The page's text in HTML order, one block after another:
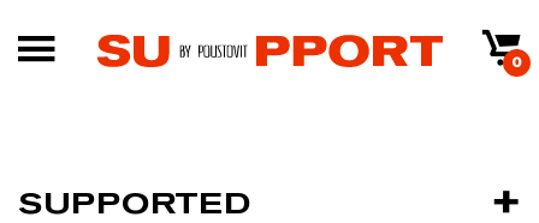
0
SUPPORTED